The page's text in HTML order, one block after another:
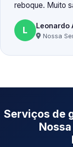
reboque. Muito
L Leonardo
Nossa
Serviços de